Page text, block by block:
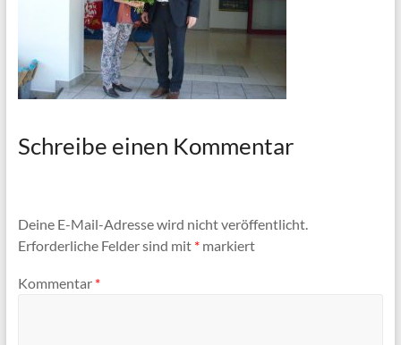
Schreibe einen Kommentar
Deine E-Mail-Adresse wird nicht veröffentlicht.
Erforderliche Felder sind mit *markiert
Kommentar *